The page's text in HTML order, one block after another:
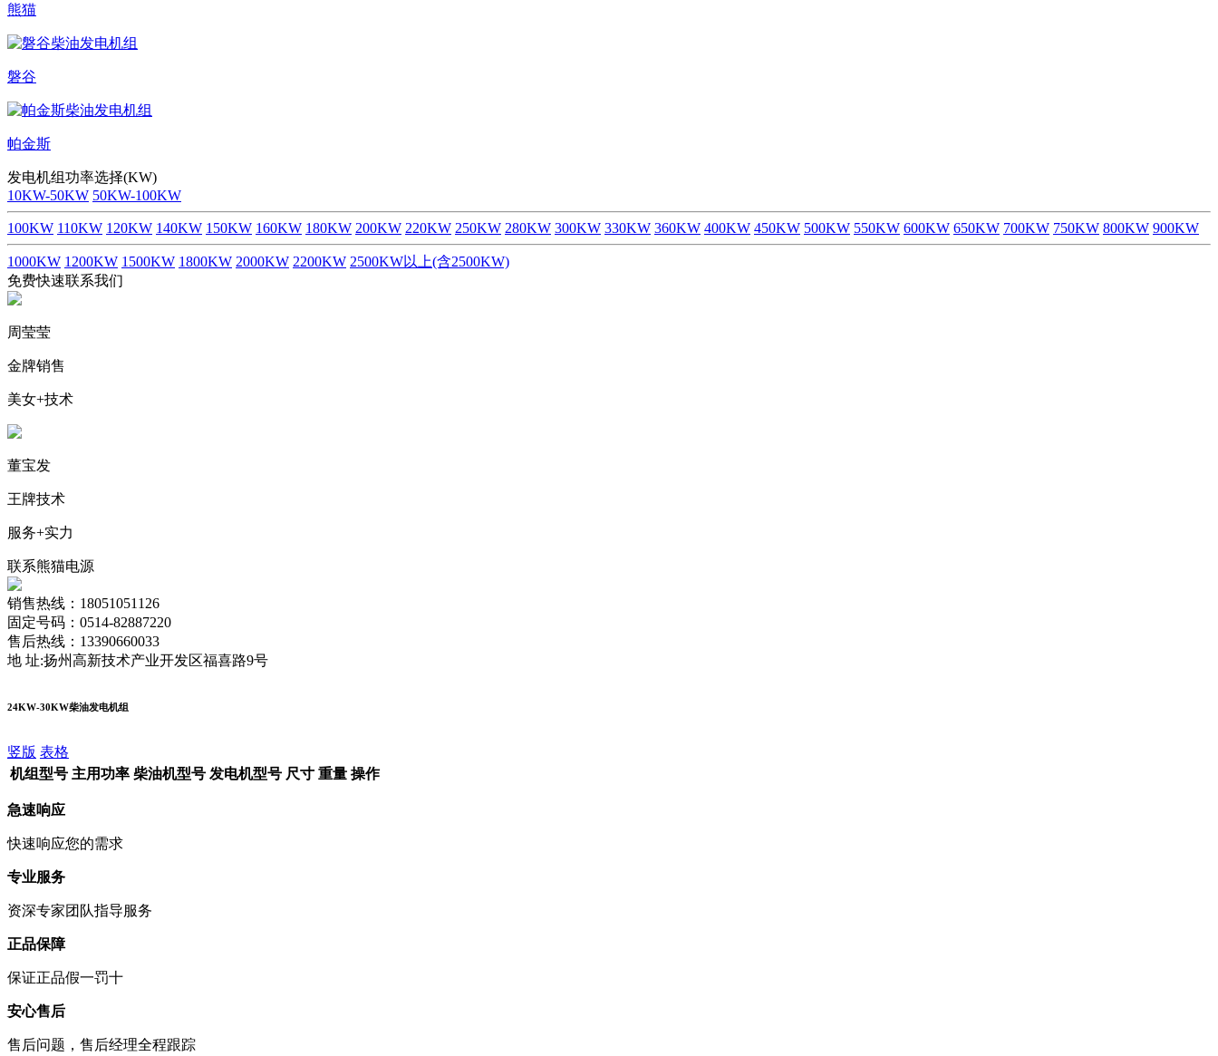
熊猫
磐谷
帕金斯
发电机组功率选择(KW)
10KW-50KW 50KW-100KW
100KW 110KW 120KW 140KW 150KW 160KW 180KW 200KW 220KW 250KW 280KW 300KW 330KW 360KW 400KW 450KW 500KW 550KW 600KW 650KW 700KW 750KW 800KW 900KW
1000KW 1200KW 1500KW 1800KW 2000KW 2200KW 2500KW以上(含2500KW)
免费快速联系我们
周莹莹
金牌销售
美女+技术
董宝发
王牌技术
服务+实力
联系熊猫电源
销售热线：18051051126
固定号码：0514-82887220
售后热线：13390660033
地 址:扬州高新技术产业开发区福喜路9号
24KW-30KW柴油发电机组
竖版 表格
机组型号 主用功率 柴油机型号 发电机型号 尺寸 重量 操作
急速响应
快速响应您的需求
专业服务
资深专家团队指导服务
正品保障
保证正品假一罚十
安心售后
售后问题，售后经理全程跟踪